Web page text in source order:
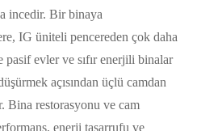
incedir. Bir binaya
IG üniteli pencereden çok daha
evler ve sıfır enerjili binalar
açısından üçlü camdan
Bina restorasyonu ve cam
enerji tasarrufu ve